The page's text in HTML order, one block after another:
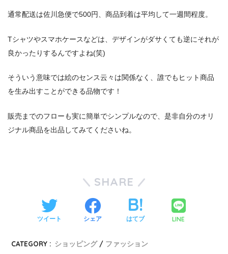
通常配送は佐川急便で500円、商品到着は平均して一週間程度。
Tシャツやスマホケースなどは、デザインがダサくても逆にそれが
良かったりするんですよね(笑)
そういう意味では絵のセンス云々は関係なく、誰でもヒット商品
を生み出すことができる品物です！
販売までのフローも実に簡単でシンプルなので、是非自分のオリ
ジナル商品を出品してみてくださいね。
SHARE
ツイート シェア はてブ LINE
CATEGORY : ショッピング
ファッション